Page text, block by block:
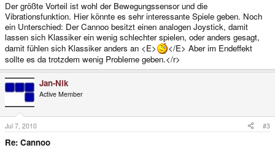
Der größte Vorteil ist wohl der Bewegungssensor und die
Vibrationsfunktion. Hier könnte es sehr interessante Spiele geben. Noch
ein Unterschied: Der Cannoo besitzt einen analogen Joystick, damit
lassen sich Klassiker ein wenig schlechter spielen, oder anders gesagt,
damit fühlen sich Klassiker anders an <E>
</E> Aber im Endeffekt
sollte es da trotzdem wenig Probleme geben.</r>
Jan-Nik
Active Member
Jul 7, 2010 #3
Re: Cannoo